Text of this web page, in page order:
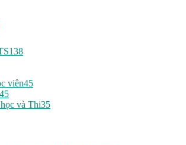
138
viên45
45
và Thi35